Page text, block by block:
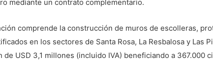
mediante un contrato complementario.
comprende la construcción de muros de escolleras,
en los sectores de Santa Rosa, La Resbalosa y Las
de USD 3,1 millones (incluido IVA) beneficiando a 367.000